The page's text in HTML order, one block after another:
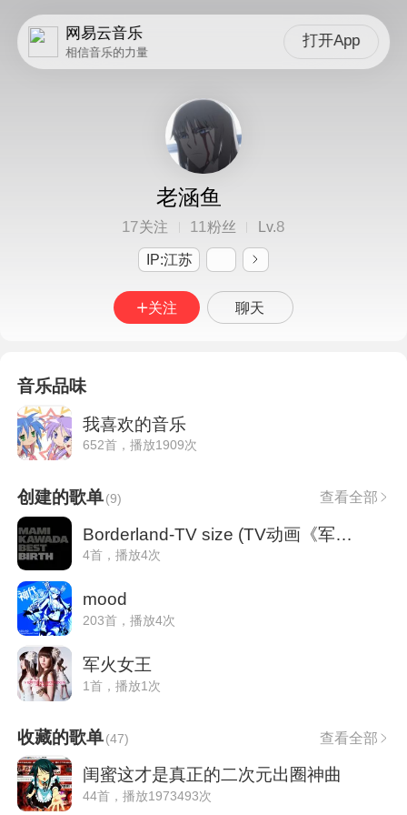
网易云音乐
相信音乐的力量
打开App
老涵鱼
17关注 11粉丝 Lv.8
IP:江苏
关注 聊天
音乐品味
我喜欢的音乐
652首，播放1909次
创建的歌单(9) 查看全部
Borderland-TV size (TV动画《军火女王》OP
4首，播放4次
mood
203首，播放4次
军火女王
1首，播放1次
收藏的歌单(47) 查看全部
闺蜜这才是真正的二次元出圈神曲
44首，播放1973493次